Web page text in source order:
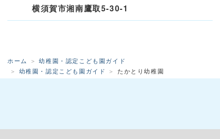
横須賀市湘南鷹取5-30-1
ホーム
幼稚園・認定こども園ガイド
幼稚園・認定こども園ガイド
たかとり幼稚園